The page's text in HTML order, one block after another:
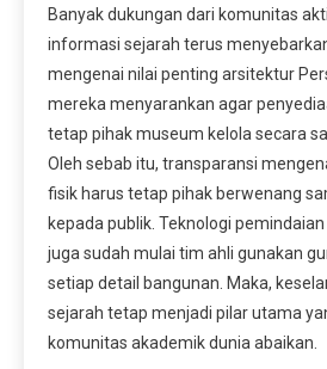
Banyak dukungan dari komunitas
informasi sejarah terus
mengenai nilai penting arsitektur
mereka menyarankan agar
tetap pihak museum kelola secara
Oleh sebab itu, transparansi
fisik harus tetap pihak berwenang
kepada publik. Teknologi
juga sudah mulai tim ahli gunakan
setiap detail bangunan. Maka,
sejarah tetap menjadi pilar utama
komunitas akademik dunia abaikan.